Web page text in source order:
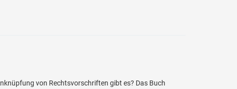
von Rechtsvorschriften gibt es? Das Buch